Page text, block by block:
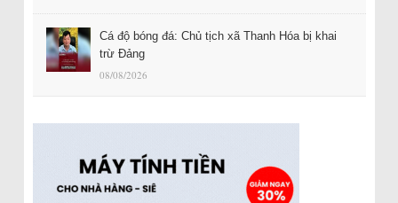
Cá độ bóng đá: Chủ tịch xã Thanh Hóa bị khai
trừ Đảng
08/08/2026